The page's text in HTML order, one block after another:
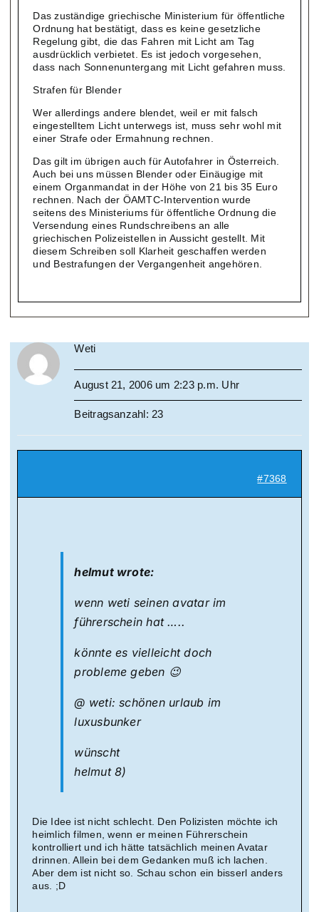
Das zuständige griechische Ministerium für öffentliche
Ordnung hat bestätigt, dass es keine gesetzliche
Regelung gibt, die das Fahren mit Licht am Tag
ausdrücklich verbietet. Es ist jedoch vorgesehen,
dass nach Sonnenuntergang mit Licht gefahren muss.
Strafen für Blender
Wer allerdings andere blendet, weil er mit falsch
eingestelltem Licht unterwegs ist, muss sehr wohl mit
einer Strafe oder Ermahnung rechnen.
Das gilt im übrigen auch für Autofahrer in Österreich.
Auch bei uns müssen Blender oder Einäugige mit
einem Organmandat in der Höhe von 21 bis 35 Euro
rechnen. Nach der ÖAMTC-Intervention wurde
seitens des Ministeriums für öffentliche Ordnung die
Versendung eines Rundschreibens an alle
griechischen Polizeistellen in Aussicht gestellt. Mit
diesem Schreiben soll Klarheit geschaffen werden
und Bestrafungen der Vergangenheit angehören.
Weti
August 21, 2006 um 2:23 p.m. Uhr
Beitragsanzahl: 23
#7368
helmut wrote:
wenn weti seinen avatar im
führerschein hat …..
könnte es vielleicht doch
probleme geben 😉
@ weti: schönen urlaub im
luxusbunker
wünscht
helmut 8)
Die Idee ist nicht schlecht. Den Polizisten möchte ich
heimlich filmen, wenn er meinen Führerschein
kontrolliert und ich hätte tatsächlich meinen Avatar
drinnen. Allein bei dem Gedanken muß ich lachen.
Aber dem ist nicht so. Schau schon ein bisserl anders
aus. ;D